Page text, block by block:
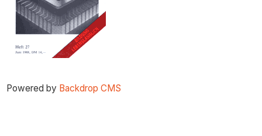
Powered by Backdrop CMS